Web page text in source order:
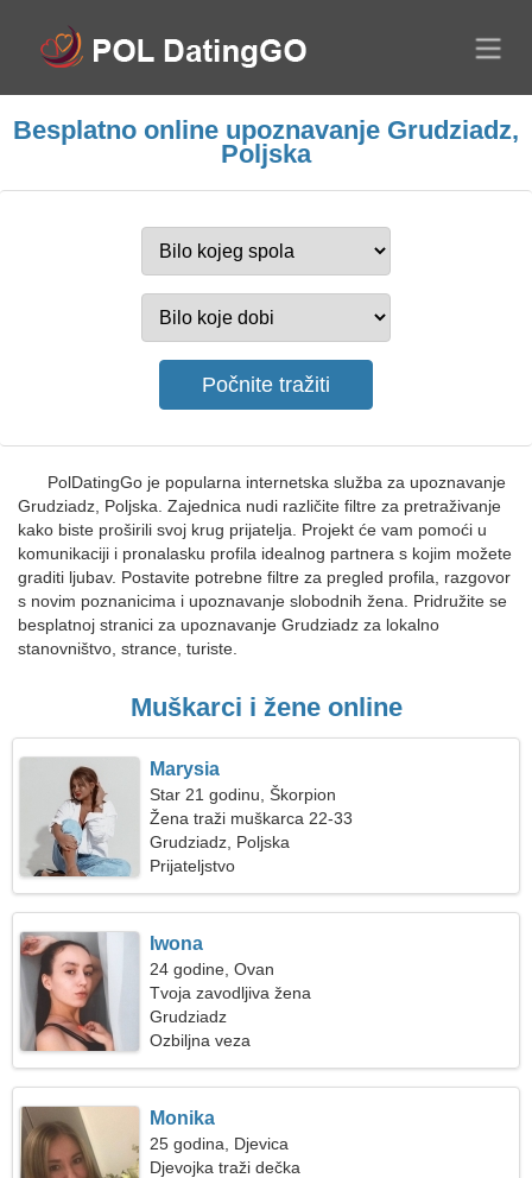
Besplatno online upoznavanje Grudziadz,
Poljska
PolDatingGo je popularna internetska služba za upoznavanje
Grudziadz, Poljska. Zajednica nudi različite filtre za pretraživanje
kako biste proširili svoj krug prijatelja. Projekt će vam pomoći u
komunikaciji i pronalasku profila idealnog partnera s kojim možete
graditi ljubav. Postavite potrebne filtre za pregled profila, razgovor
s novim poznanicima i upoznavanje slobodnih žena. Pridružite se
besplatnoj stranici za upoznavanje Grudziadz za lokalno
stanovništvo, strance, turiste.
Muškarci i žene online
Marysia
Star 21 godinu, Škorpion
Žena traži muškarca 22-33
Grudziadz, Poljska
Prijateljstvo
Iwona
24 godine, Ovan
Tvoja zavodljiva žena
Grudziadz
Ozbiljna veza
Monika
25 godina, Djevica
Djevojka traži dečka